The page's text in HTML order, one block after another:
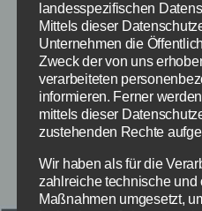
(Fixes für GTA Online
Stabilität und
Fehler für den GTA
Auf der Playstation 4
1.08 und auf der PS3
gültiger
landesspezifischen
Mittels dieser
Unternehmen die
Zweck der von uns
verarbeiteten
informieren. Ferner
mittels dieser
zustehenden Rechte
Wir haben als für die
zahlreiche technische und
Maßnahmen umgesetzt,